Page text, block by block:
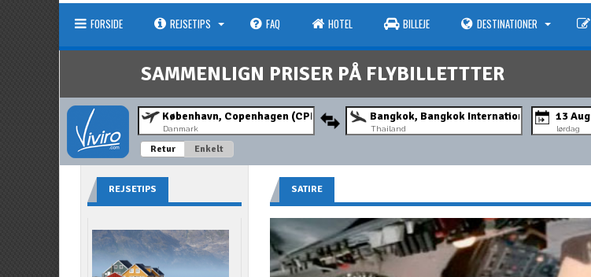
FORSIDE REJSETIPS FAQ HOTEL BILLEJE DESTINATIONER
SAMMENLIGN PRISER PÅ FLYBILLETTTER
Danmark Thailand lørdag
Retur Enkelt
SATIRE
REJSETIPS